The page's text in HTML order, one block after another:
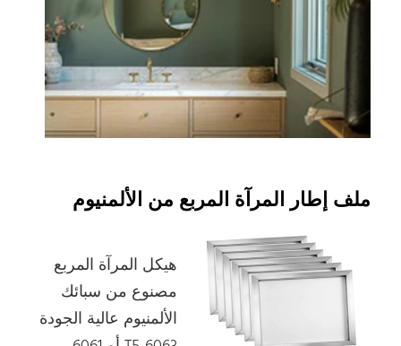
ملف إطار المرآة المربع من الألمنيوم
هيكل المرآة المربع
مصنوع من سبائك
الألمنيوم عالية الجودة